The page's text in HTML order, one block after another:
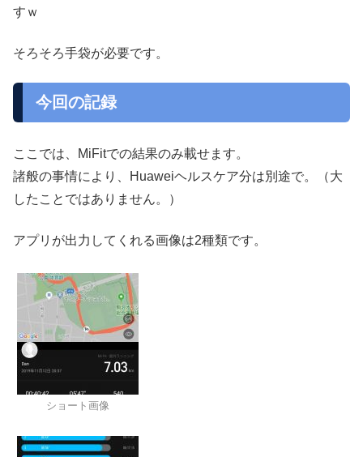
すｗ
そろそろ手袋が必要です。
今回の記録
ここでは、MiFitでの結果のみ載せます。
諸般の事情により、Huaweiヘルスケア分は別途で。（大
したことではありません。）
アプリが出力してくれる画像は2種類です。
ショート画像